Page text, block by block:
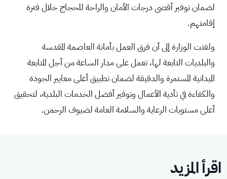
لضمان توفير أقصى درجات الأمان والراحة للحجاج خلال فترة
إقامتهم.
ولفتت الوزارة إلى أن فرق العمل بأمانة العاصمة المقدسة
والبلديات التابعة لها، تعمل على مدار الساعة من أجل المتابعة
الميدانية المستمرة والدقيقة لضمان تطبيق أعلى معايير الجودة
والكفاءة في تأدية الأعمال وتوفير أفضل الخدمات البلدية، لتحقيق
أعلى مستويات الرعاية والسلامة العامة لضيوف الرحمن.
اقرأ المزيد